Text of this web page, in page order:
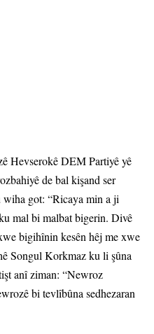
Hevserokê DEM Partiyê yê
de bal kişand ser
wiha got: “Ricaya min a ji
mal bi malbat bigerin. Divê
bigihînin kesên hêj me xwe
Songul Korkmaz ku li şûna
anî ziman: “Newroz
bi tevlîbûna sedhezaran